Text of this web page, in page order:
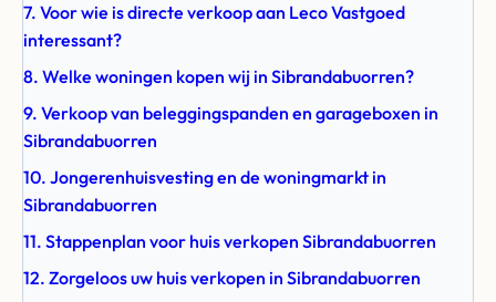
7. Voor wie is directe verkoop aan Leco Vastgoed
interessant?
8. Welke woningen kopen wij in Sibrandabuorren?
9. Verkoop van beleggingspanden en garageboxen in
Sibrandabuorren
10. Jongerenhuisvesting en de woningmarkt in
Sibrandabuorren
11. Stappenplan voor huis verkopen Sibrandabuorren
12. Zorgeloos uw huis verkopen in Sibrandabuorren